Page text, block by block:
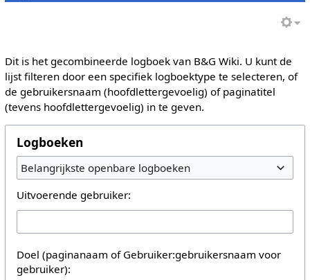
Dit is het gecombineerde logboek van B&G Wiki. U kunt de
lijst filteren door een specifiek logboektype te selecteren, of
de gebruikersnaam (hoofdlettergevoelig) of paginatitel
(tevens hoofdlettergevoelig) in te geven.
Logboeken
Belangrijkste openbare logboeken
Uitvoerende gebruiker:
Doel (paginanaam of Gebruiker:gebruikersnaam voor
gebruiker):